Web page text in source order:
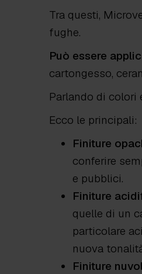
Tra questi,
fughe.
Può essere
cartongesso,
Parlando di
Ecco le principali:
Finiture
conferire
e pubblici.
Finiture
quelle di un
particolare
nuova
Finiture